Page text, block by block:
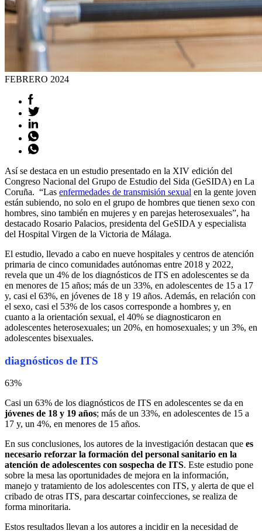
FEBRERO 2024
Así se destaca en un estudio presentado en la XIV edición del
Congreso Nacional del Grupo de Estudio del Sida (GeSIDA) en La
Coruña. “Las enfermedades de transmisión sexual en la gente joven
están subiendo, no solo en el grupo de hombres que tienen sexo con
hombres, sino también en mujeres y en parejas heterosexuales”, ha
destacado Rosario Palacios, presidenta del GeSIDA y especialista
del Hospital Virgen de la Victoria de Málaga.
El estudio, llevado a cabo en nueve hospitales y centros de atención
primaria de cinco comunidades autónomas entre 2018 y 2022,
revela que un 4% de los diagnósticos de ITS en adolescentes se da
en menores de 15 años; más de un 33%, en adolescentes de 15 a 17
y, casi el 63%, en jóvenes de 18 y 19 años. Además, en relación con
el sexo, casi el 53% de los casos corresponde a hombres y, en
cuanto a la orientación sexual, el 40% se diagnosticaron en
adolescentes heterosexuales; un 20%, en homosexuales; y un 3%, en
adolescentes bisexuales.
diagnósticos de ITS
63%
Casi un 63% de los diagnósticos de ITS en adolescentes se da en
jóvenes de 18 y 19 años; más de un 33%, en adolescentes de 15 a
17 y, un 4%, en menores de 15 años.
En sus conclusiones, los autores de la investigación destacan que es
necesario reforzar la formación del personal sanitario en la
atención de adolescentes con sospecha de ITS. Este estudio pone
sobre la mesa las oportunidades de mejora en la información,
manejo y tratamiento de los adolescentes con ITS, y alerta de que el
cribado de otras ITS, para descartar coinfecciones, se realiza de
forma minoritaria.
Estos resultados llevan a los autores a incidir en la necesidad de